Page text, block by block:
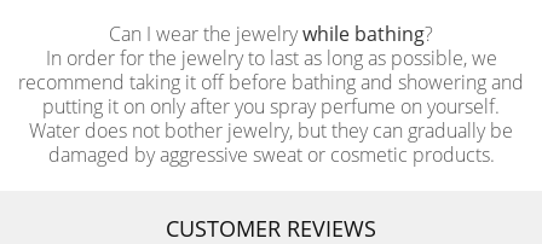
Can I wear the jewelrywhile bathing?
In order for the jewelry to last as long as possible, we
recommend taking it off before bathing and showering and
putting it on only after you spray perfume on yourself.
Water does not bother jewelry, but they can gradually be
damaged by aggressive sweat or cosmetic products.
CUSTOMER REVIEWS